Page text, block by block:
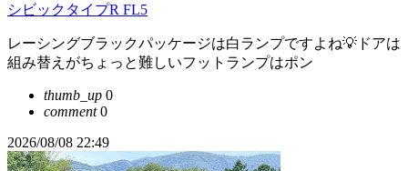
シビックタイプR FL5
レーシングブラックパッケージは白ランプですよね💡ドアは
組み替えがちょっと難しいフットランプはポン
thumb_up 0
comment0
2026/08/08 22:49